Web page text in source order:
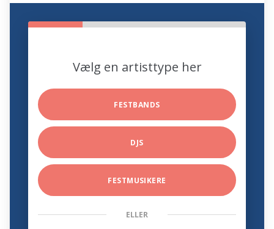
Vælg en artisttype her
FESTBANDS
DJS
FESTMUSIKERE
ELLER